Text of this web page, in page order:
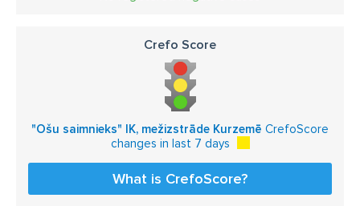
Crefo Score
"Ošu saimnieks" IK, mežizstrāde Kurzemē CrefoScore
changes in last 7 days
What is CrefoScore?